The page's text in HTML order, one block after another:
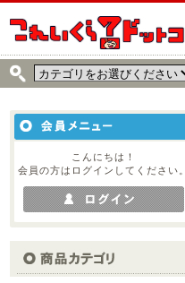
こんにちは！
会員の方はログインしてください。